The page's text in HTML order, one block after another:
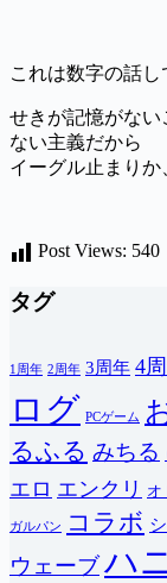
これは数字の話し
せきが記憶がない
ない主義だから
イーグル止まり
Post Views: 540
タグ
1周年 2周年 3周年 4
ログ PCゲーム
るふる みちる
エロ エンクリ オ
ガルパン コラボ
ウェーブハ